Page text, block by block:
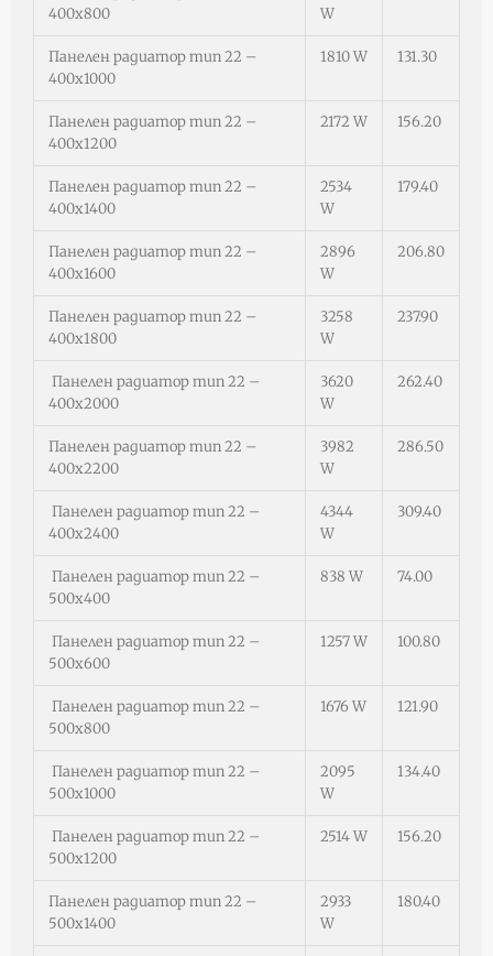
400х800
W
Панелен радиатор тип 22 –
400х1000
1810 W 131.30
Панелен радиатор тип 22 –
400х1200
2172 W 156.20
Панелен радиатор тип 22 –
400х1400
2534
W
179.40
Панелен радиатор тип 22 –
400х1600
2896
W
206.80
Панелен радиатор тип 22 –
400х1800
3258
W
237.90
Панелен радиатор тип 22 –
400х2000
3620
W
262.40
Панелен радиатор тип 22 –
400х2200
3982
W
286.50
Панелен радиатор тип 22 –
400х2400
4344
W
309.40
Панелен радиатор тип 22 –
500х400
838 W 74.00
Панелен радиатор тип 22 –
500х600
1257 W 100.80
Панелен радиатор тип 22 –
500х800
1676 W 121.90
Панелен радиатор тип 22 –
500х1000
2095
W
134.40
Панелен радиатор тип 22 –
500х1200
2514 W 156.20
Панелен радиатор тип 22 –
500х1400
2933
W
180.40